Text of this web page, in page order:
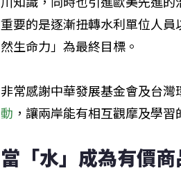
重要的是逐漸扭轉水利單位人
然生命力」為最終目標。
非常感謝中華發展基金會及台灣
動 ，讓兩岸能有相互觀摩及學
當「水」成為有價商